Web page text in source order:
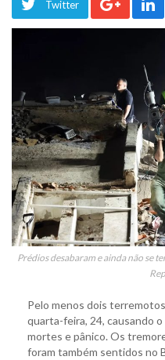
Twitter
Prédios desabaram e ainda não se
Pelo menos dois
quarta-feira, 24, causando
mortes e pânico. Os
foram também sentidos no